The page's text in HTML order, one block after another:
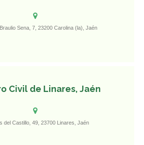
Sena, 7, 23200 Carolina (la), Jaén
Civil de Linares, Jaén
del Castillo, 49, 23700 Linares, Jaén